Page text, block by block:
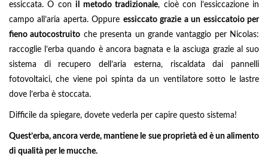
essiccata. O conil metodo tradizionale, cioè con l’essiccazione in
campo all’aria aperta. Oppure essiccato grazie a un essiccatoio per
fieno autocostruito che presenta un grande vantaggio per Nicolas:
raccoglie l’erba quando è ancora bagnata e la asciuga grazie al suo
sistema di recupero dell’aria esterna, riscaldata dai pannelli
fotovoltaici, che viene poi spinta da un ventilatore sotto le lastre
dove l’erba è stoccata.
Difficile da spiegare, dovete vederla per capire questo sistema!
Quest’erba, ancora verde, mantiene le sue proprietà ed è un alimento
di qualità per le mucche.